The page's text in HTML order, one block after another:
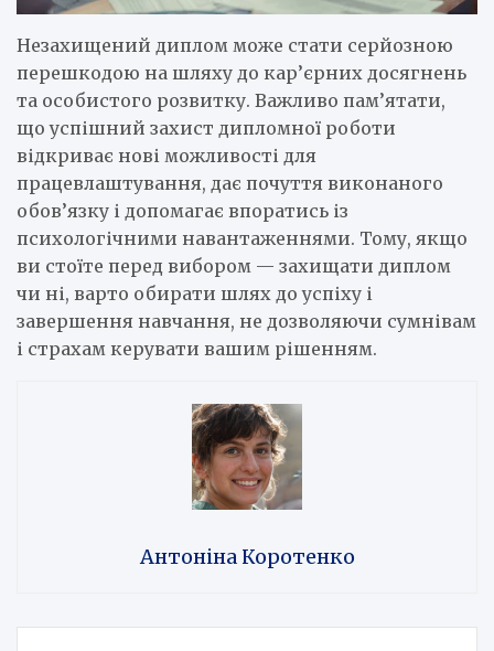
Незахищений диплом може стати серйозною
перешкодою на шляху до кар’єрних досягнень
та особистого розвитку. Важливо пам’ятати,
що успішний захист дипломної роботи
відкриває нові можливості для
працевлаштування, дає почуття виконаного
обов’язку і допомагає впоратись із
психологічними навантаженнями. Тому, якщо
ви стоїте перед вибором — захищати диплом
чи ні, варто обирати шлях до успіху і
завершення навчання, не дозволяючи сумнівам
і страхам керувати вашим рішенням.
Антоніна Коротенко